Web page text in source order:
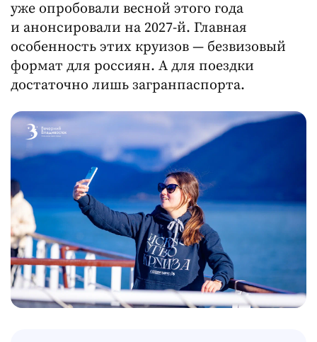
уже опробовали весной этого года
и анонсировали на 2027-й. Главная
особенность этих круизов — безвизовый
формат для россиян. А для поездки
достаточно лишь загранпаспорта.